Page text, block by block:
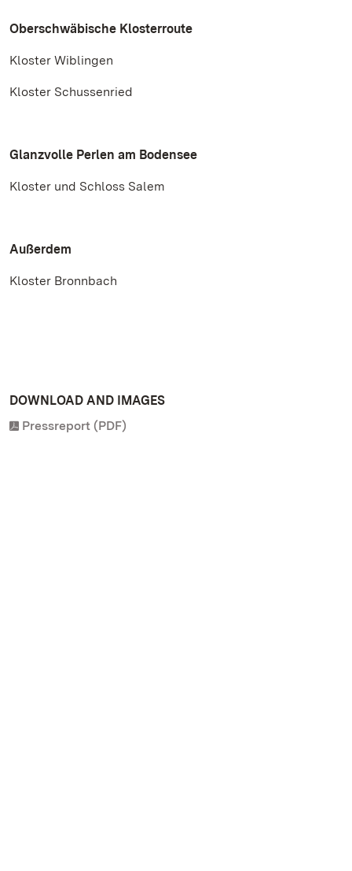
Oberschwäbische Klosterroute
Kloster Wiblingen
Kloster Schussenried
Glanzvolle Perlen am Bodensee
Kloster und Schloss Salem
Außerdem
Kloster Bronnbach
DOWNLOAD AND IMAGES
Pressreport (PDF)